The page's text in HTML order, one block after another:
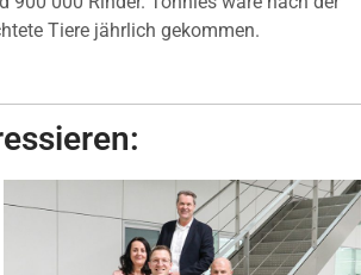
Tiere jährlich gekommen.